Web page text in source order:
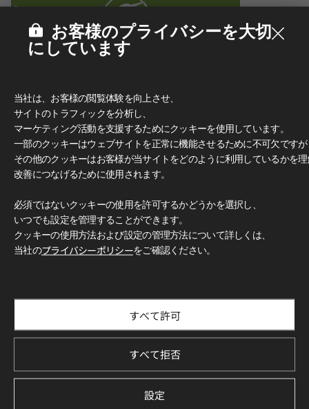
お客様のプライバシーを大切
にしています
当社は、お客様の閲覧体験を向上させ、
サイトのトラフィックを分析し、
マーケティング活動を支援するためにクッキーを使用しています。
一部のクッキーはウェブサイトを正常に機能させるために不可欠です
その他のクッキーはお客様が当サイトをどのように利用しているかを
改善につなげるために使用されます。
必須ではないクッキーの使用を許可するかどうかを選択し、
いつでも設定を管理することができます。
クッキーの使用方法および設定の管理方法について詳しくは、
当社のプライバシーポリシーをご確認ください。
すべて許可
すべて拒否
設定